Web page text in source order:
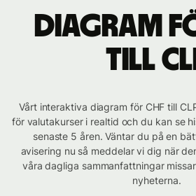
Diagram
till
Vårt interaktiva diagram för CHF till
för valutakurser i realtid och du kan se
senaste 5 åren. Väntar du på en
avisering nu så meddelar vi dig när
våra dagliga sammanfattningar
nyheterna.